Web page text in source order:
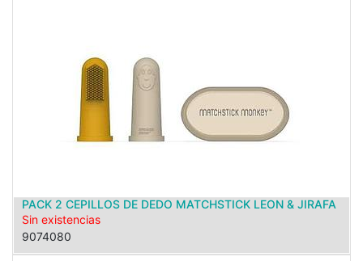
PACK 2 CEPILLOS DE DEDO MATCHSTICK LEON & JIRAFA
Sin existencias
9074080